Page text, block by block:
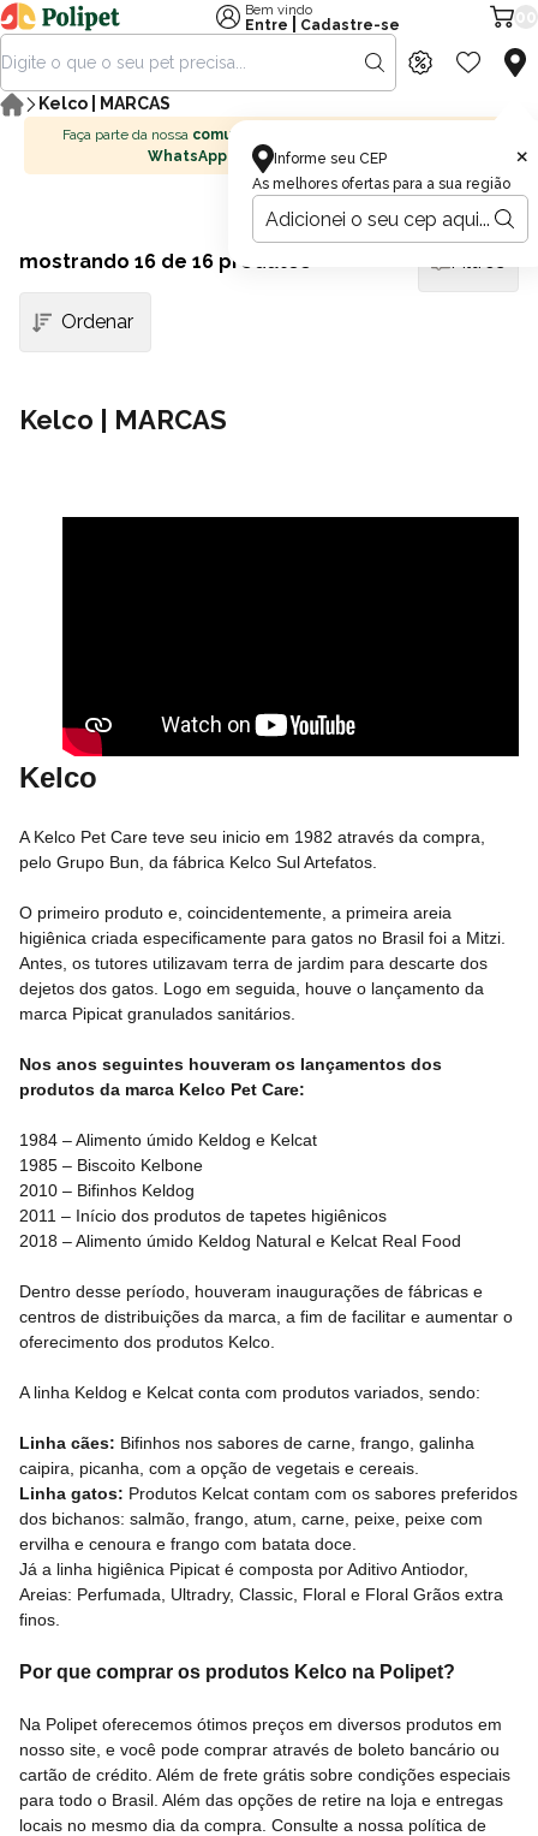
Informe seu CEP
As melhores ofertas para a sua região
×
Bem vindo
Entre
Cadastre-se
Kelco | MARCAS
Faça parte da nossa comunidade no
WhatsApp
Kelco | MARCAS
Kelco
A Kelco Pet Care teve seu inicio em 1982 através da compra,
pelo Grupo Bun, da fábrica Kelco Sul Artefatos.
O primeiro produto e, coincidentemente, a primeira areia
higiênica criada especificamente para gatos no Brasil foi a Mitzi.
Antes, os tutores utilizavam terra de jardim para descarte dos
dejetos dos gatos. Logo em seguida, houve o lançamento da
marca Pipicat granulados sanitários.
Nos anos seguintes houveram os lançamentos dos
produtos da marca Kelco Pet Care:
1984 – Alimento úmido Keldog e Kelcat
1985 – Biscoito Kelbone
2010 – Bifinhos Keldog
2011 – Início dos produtos de tapetes higiênicos
2018 – Alimento úmido Keldog Natural e Kelcat Real Food
Dentro desse período, houveram inaugurações de fábricas e
centros de distribuições da marca, a fim de facilitar e aumentar o
oferecimento dos produtos Kelco.
A linha Keldog e Kelcat conta com produtos variados, sendo:
Linha cães: Bifinhos nos sabores de carne, frango, galinha
caipira, picanha, com a opção de vegetais e cereais.
Linha gatos: Produtos Kelcat contam com os sabores preferidos
dos bichanos: salmão, frango, atum, carne, peixe, peixe com
ervilha e cenoura e frango com batata doce.
Já a linha higiênica Pipicat é composta por Aditivo Antiodor,
Areias: Perfumada, Ultradry, Classic, Floral e Floral Grãos extra
finos.
Por que comprar os produtos Kelco na Polipet?
Na Polipet oferecemos ótimos preços em diversos produtos em
nosso site, e você pode comprar através de boleto bancário ou
cartão de crédito. Além de frete grátis sobre condições especiais
para todo o Brasil. Além das opções de retire na loja e entregas
locais no mesmo dia da compra. Consulte a nossa política de
mostrando 16 de 16 produtos Filtros